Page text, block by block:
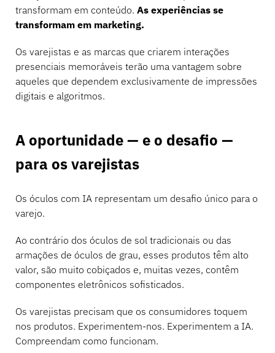
transformam em conteúdo. As experiências se
transformam em marketing.
Os varejistas e as marcas que criarem interações
presenciais memoráveis terão uma vantagem sobre
aqueles que dependem exclusivamente de impressões
digitais e algoritmos.
A oportunidade — e o desafio —
para os varejistas
Os óculos com IA representam um desafio único para o
varejo.
Ao contrário dos óculos de sol tradicionais ou das
armações de óculos de grau, esses produtos têm alto
valor, são muito cobiçados e, muitas vezes, contêm
componentes eletrônicos sofisticados.
Os varejistas precisam que os consumidores toquem
nos produtos. Experimentem-nos. Experimentem a IA.
Compreendam como funcionam.